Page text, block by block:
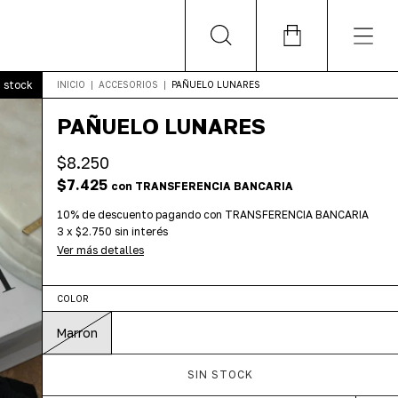
stock INICIO | ACCESORIOS | PAÑUELO LUNARES
PAÑUELO LUNARES
$8.250
$7.425 con TRANSFERENCIA BANCARIA
10% de descuento pagando con TRANSFERENCIA BANCARIA
3 x $2.750 sin interés
Ver más detalles
COLOR
Marron